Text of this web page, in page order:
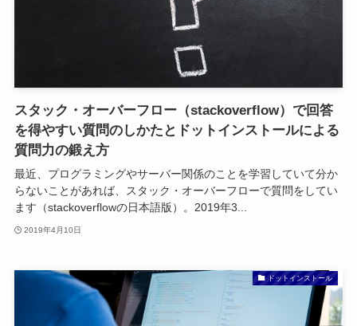
スタック・オーバーフロー（stackoverflow）で回答
を得やすい質問のしかたとドットインストールによる
質問力の鍛え方
最近、プログラミングやサーバー関係のことを学習していて分か
らないことがあれば、スタック・オーバーフローで質問をしてい
ます（stackoverflowの日本語版）。2019年3...
2019年4月10日
ドットインストール